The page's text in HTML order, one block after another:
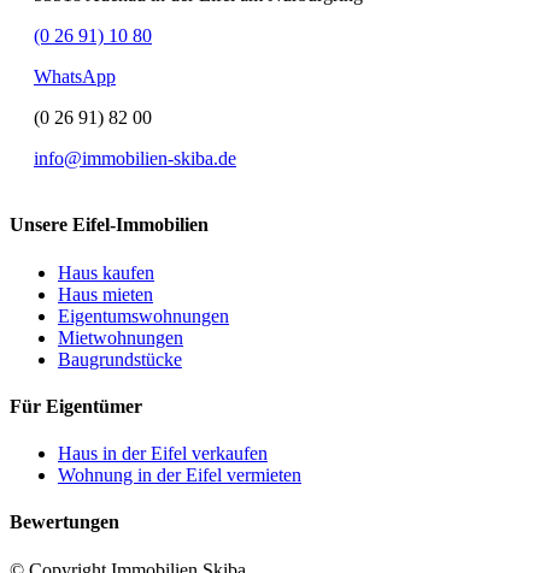
(0 26 91) 10 80
WhatsApp
(0 26 91) 82 00
info@immobilien-skiba.de
Unsere Eifel-Immobilien
Haus kaufen
Haus mieten
Eigentumswohnungen
Mietwohnungen
Baugrundstücke
Für Eigentümer
Haus in der Eifel verkaufen
Wohnung in der Eifel vermieten
Bewertungen